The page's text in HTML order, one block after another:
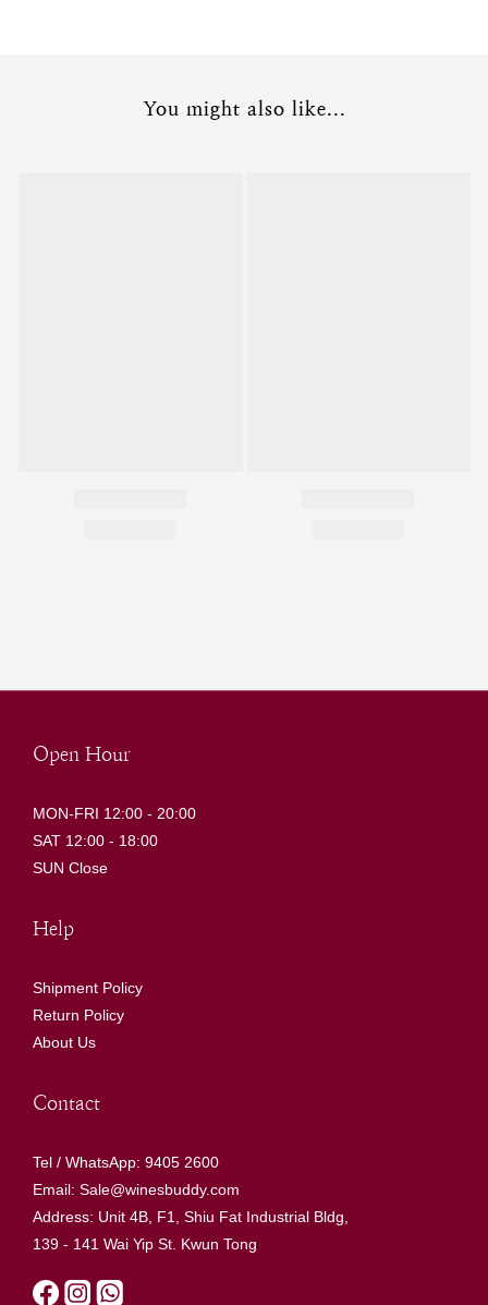
You might also like...
Open Hour
MON-FRI 12:00 - 20:00
SAT 12:00 - 18:00
SUN Close
Help
Shipment Policy
Return Policy
About Us
Contact
Tel / WhatsApp: 9405 2600
Email: Sale@winesbuddy.com
Address: Unit 4B, F1, Shiu Fat Industrial Bldg,
139 - 141 Wai Yip St. Kwun Tong